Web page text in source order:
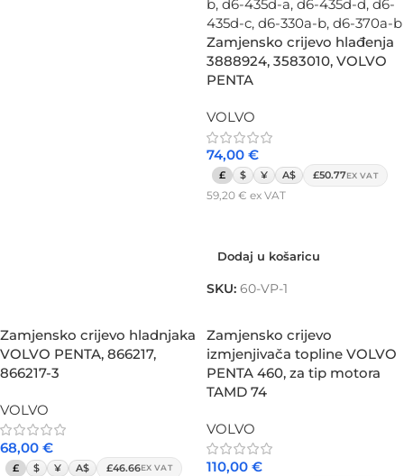
Zamjensko crijevo hlađenja
3888924, 3583010, VOLVO
PENTA
VOLVO
74,00 €
£ $ ¥ A$ £50.77EX VAT
59,20 € ex VAT
Dodaj u košaricu
SKU: 60-VP-1
Zamjensko crijevo hladnjaka
VOLVO PENTA, 866217,
866217-3
VOLVO
68,00 €
£ $ ¥ A$ £46.66EX VAT
Zamjensko crijevo
izmjenjivača topline VOLVO
PENTA 460, za tip motora
TAMD 74
VOLVO
110,00 €